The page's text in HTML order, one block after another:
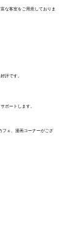
な客室をご用意しておりま
評です。
ポートします。
フェ、漫画コーナーがござ